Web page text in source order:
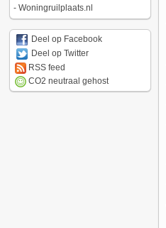
- Woningruilplaats.nl
Deel op Facebook
Deel op Twitter
RSS feed
CO2 neutraal gehost